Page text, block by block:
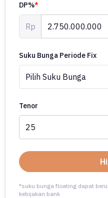
DP%*
Rp
Suku Bunga Periode Fix
Tenor
*suku bunga floating dapat
kebijakan bank